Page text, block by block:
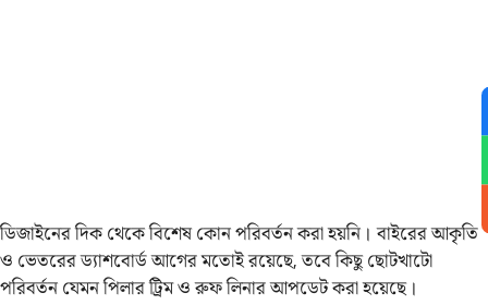
ডিজাইনের দিক থেকে বিশেষ কোন পরিবর্তন করা হয়নি। বাইরের আকৃতি
ও ভেতরের ড্যাশবোর্ড আগের মতোই রয়েছে, তবে কিছু ছোটখাটো
পরিবর্তন যেমন পিলার ট্রিম ও রুফ লিনার আপডেট করা হয়েছে।